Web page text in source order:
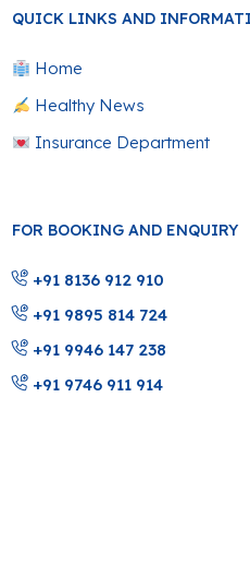
QUICK LINKS AND
Home
Healthy News
Insurance Department
FOR BOOKING AND ENQUIRY
+91 8136 912 910
+91 9895 814 724
+91 9946 147 238
+91 9746 911 914